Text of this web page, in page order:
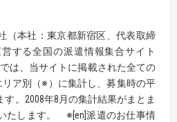
（本社：東京都新宿区、代表取締
する全国の派遣情報集合サイト
では、当サイトに掲載された全ての
ア別 （※） に集計し、募集時の平
。2008年8月の集計結果がまとま
たします。 ※[en]派遣のお仕事情